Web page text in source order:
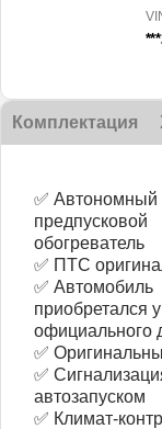
Комплектация
✅ Автономный
предпусковой
обогреватель
✅ ПТС
✅ Автомобиль
приобретался у
официального
✅
✅
автозапуском
✅ Климат-